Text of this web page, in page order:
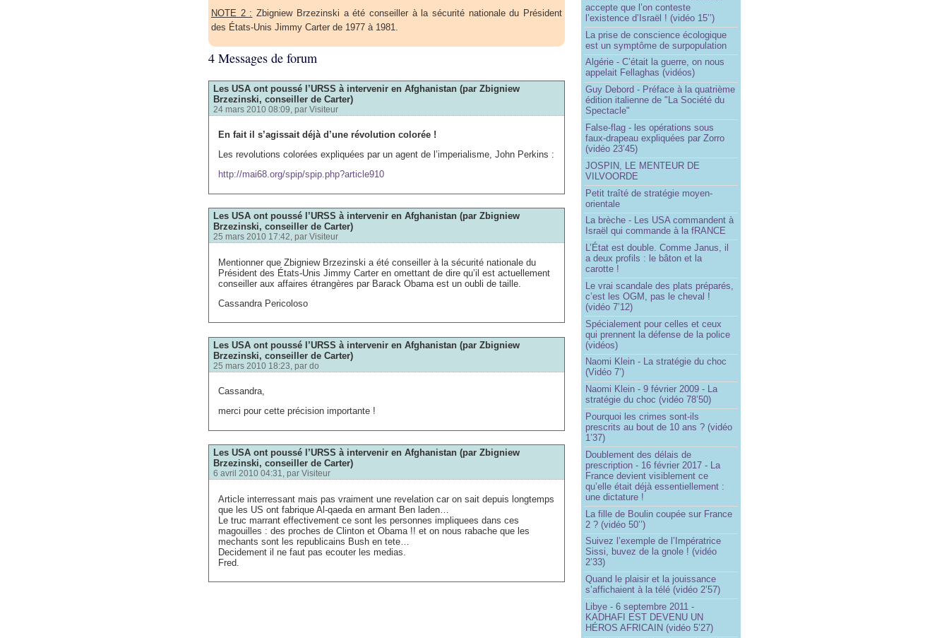
NOTE 2 : Zbigniew Brzezinski a été conseiller à la sécurité nationale du Président
des États-Unis Jimmy Carter de 1977 à 1981.
4 Messages de forum
Les USA ont poussé l’URSS à intervenir en Afghanistan (par Zbigniew
Brzezinski, conseiller de Carter)
24 mars 2010 08:09, par Visiteur
En fait il s’agissait déjà d’une révolution colorée !
Les revolutions colorées expliquées par un agent de l’imperialisme, John Perkins :
http://mai68.org/spip/spip.php?article910
Les USA ont poussé l’URSS à intervenir en Afghanistan (par Zbigniew
Brzezinski, conseiller de Carter)
25 mars 2010 17:42, par Visiteur
Mentionner que Zbigniew Brzezinski a été conseiller à la sécurité nationale du
Président des États-Unis Jimmy Carter en omettant de dire qu’il est actuellement
conseiller aux affaires étrangères par Barack Obama est un oubli de taille.
Cassandra Pericoloso
Les USA ont poussé l’URSS à intervenir en Afghanistan (par Zbigniew
Brzezinski, conseiller de Carter)
25 mars 2010 18:23, par do
Cassandra,
merci pour cette précision importante !
Les USA ont poussé l’URSS à intervenir en Afghanistan (par Zbigniew
Brzezinski, conseiller de Carter)
6 avril 2010 04:31, par Visiteur
Article interressant mais pas vraiment une revelation car on sait depuis longtemps
que les US ont fabrique Al-qaeda en armant Ben laden…
Le truc marrant effectivement ce sont les personnes impliquees dans ces
magouilles : des proches de Clinton et Obama !! et on nous rabache que les
mechants sont les republicains Bush en tete…
Decidement il ne faut pas ecouter les medias.
Fred.
accepte que l’on conteste
l’existence d’Israël ! (vidéo 15’’)
La prise de conscience écologique
est un symptôme de surpopulation
Algérie - C’était la guerre, on nous
appelait Fellaghas (vidéos)
Guy Debord - Préface à la quatrième
édition italienne de "La Société du
Spectacle"
False-flag - les opérations sous
faux-drapeau expliquées par Zorro
(vidéo 23’45)
JOSPIN, LE MENTEUR DE
VILVOORDE
Petit traîté de stratégie moyen-
orientale
La brèche - Les USA commandent à
Israël qui commande à la fRANCE
L’État est double. Comme Janus, il
a deux profils : le bâton et la
carotte !
Le vrai scandale des plats préparés,
c’est les OGM, pas le cheval !
(vidéo 7’12)
Spécialement pour celles et ceux
qui prennent la défense de la police
(vidéos)
Naomi Klein - La stratégie du choc
(Vidéo 7’)
Naomi Klein - 9 février 2009 - La
stratégie du choc (vidéo 78’50)
Pourquoi les crimes sont-ils
prescrits au bout de 10 ans ? (vidéo
1’37)
Doublement des délais de
prescription - 16 février 2017 - La
France devient visiblement ce
qu’elle était déjà essentiellement :
une dictature !
La fille de Boulin coupée sur France
2 ? (vidéo 50’’)
Suivez l’exemple de l’Impératrice
Sissi, buvez de la gnole ! (vidéo
2’33)
Quand le plaisir et la jouissance
s’affichaient à la télé (vidéo 2’57)
Libye - 6 septembre 2011 -
KADHAFI EST DEVENU UN
HÉROS AFRICAIN (vidéo 5’27)